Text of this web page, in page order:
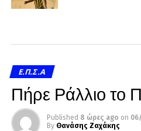
Ε.Π.Σ.Α
Πήρε Ράλλιο το
Published 8 ώρες ago on
By Θανάσης Ζαχάκης